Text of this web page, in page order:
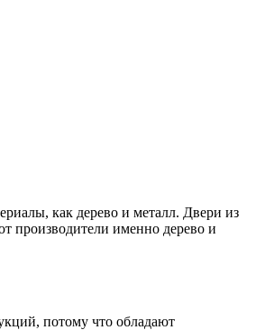
как дерево и металл. Двери из
производители именно дерево и
потому что обладают